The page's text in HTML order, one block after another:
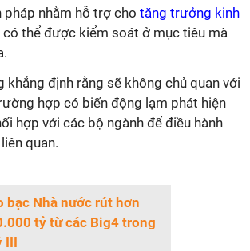
nhằm hỗ trợ cho tăng trưởng kinh
có thể được kiểm soát ở mục tiêu mà
khẳng định rằng sẽ không chủ quan với
hợp có biến động lạm phát hiện
hợp với các bộ ngành để điều hành
quan.
bạc Nhà nước rút hơn
tỷ từ các Big4 trong
III